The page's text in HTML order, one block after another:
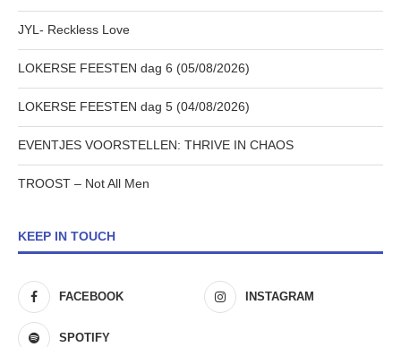
JYL- Reckless Love
LOKERSE FEESTEN dag 6 (05/08/2026)
LOKERSE FEESTEN dag 5 (04/08/2026)
EVENTJES VOORSTELLEN: THRIVE IN CHAOS
TROOST – Not All Men
KEEP IN TOUCH
FACEBOOK INSTAGRAM
SPOTIFY